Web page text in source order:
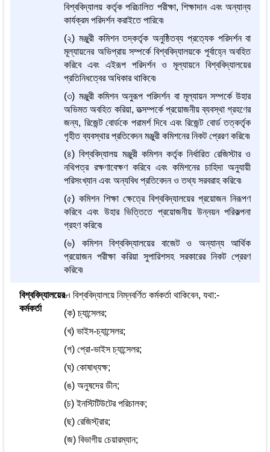
বিশ্ববিদ্যালয় কর্তৃক পরিচালিত পরীক্ষা, শিক্ষাদান এবং অন্যান্য
কার্যক্রম পরিদর্শন করাইতে পারিবে৷
(২) মঞ্জুরী কমিশন তদ্‌কর্তৃক অনুষ্ঠিতব্য প্রত্যেক পরিদর্শন বা
মূল্যায়নের অভিপ্রায় সম্পর্কে বিশ্ববিদ্যালয়কে পূর্বাহ্নে অবহিত
করিবে এবং এইরূপ পরিদর্শন ও মূল্যায়নে বিশ্ববিদ্যালয়ের
প্রতিনিধত্বের অধিকার থাকিবে৷
(৩) মঞ্জুরী কমিশন অনুরূপ পরিদর্শন বা মূল্যায়ন সম্পর্কে উহার
অভিমত অবহিত করিয়া, তত্সম্পর্কে প্রয়োজনীয় ব্যবস্থা গ্রহণের
জন্য, রিজেন্ট বোর্ডকে পরামর্শ দিবে এবং রিজেন্ট বোর্ড তত্কর্তৃক
গৃহীত ব্যবস্থার প্রতিবেদন মঞ্জুরী কমিশনের নিকট প্রেরণ করিবে৷
(৪) বিশ্ববিদ্যালয় মঞ্জুরী কমিশন কর্তৃক নির্ধারিত রেজিস্টার ও
নথিপত্র রক্ষণাবেক্ষণ করিবে এবং কমিশনের চাহিদা অনুযায়ী
পরিসংখ্যান এবং অন্যবিধ প্রতিবেদন ও তথ্য সরবরাহ করিবে৷
(৫) কমিশন শিক্ষা ক্ষেত্রে বিশ্ববিদ্যালয়ের প্রয়োজন নিরূপণ
করিবে এবং উহার ভিত্তিতে প্রয়োজনীয় উন্নয়ন পরিকল্পনা
গ্রহণ করিবে৷
(৬) কমিশন বিশ্ববিদ্যালয়ের বাজেট ও অন্যান্য আর্থিক
প্রয়োজন পরীক্ষা করিয়া সুপারিশসহ সরকারের নিকট প্রেরণ
করিবে৷
বিশ্ববিদ্যালয়ের
কর্মকর্তা
৮৷ বিশ্ববিদ্যালয়ে নিম্নবর্ণিত কর্মকর্তা থাকিবেন, যথা:-
(ক) চ্যান্সেলর;
(খ) ভাইস-চ্যান্সেলর;
(গ) প্রো-ভাইস চ্যান্সেলর;
(ঘ) কোষাধ্যক্ষ;
(ঙ) অনুষদের ডীন;
(চ) ইনস্টিটিউটের পরিচালক;
(ছ) রেজিস্ট্রার;
(জ) বিভাগীয় চেয়ারম্যান;